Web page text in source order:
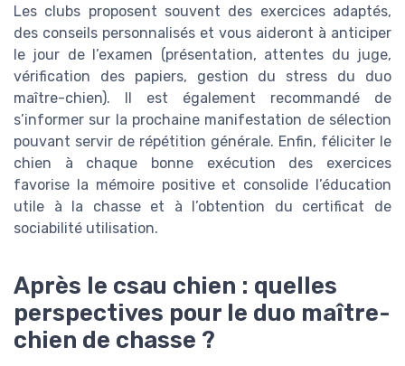
Les clubs proposent souvent des exercices adaptés,
des conseils personnalisés et vous aideront à anticiper
le jour de l’examen (présentation, attentes du juge,
vérification des papiers, gestion du stress du duo
maître-chien). Il est également recommandé de
s’informer sur la prochaine manifestation de sélection
pouvant servir de répétition générale. Enfin, féliciter le
chien à chaque bonne exécution des exercices
favorise la mémoire positive et consolide l’éducation
utile à la chasse et à l’obtention du certificat de
sociabilité utilisation.
Après le csau chien : quelles
perspectives pour le duo maître-
chien de chasse ?